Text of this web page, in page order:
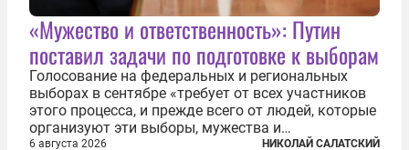
«Мужество и ответственность»: Путин
поставил задачи по подготовке к выборам
Голосование на федеральных и региональных
выборах в сентябре «требует от всех участников
этого процесса, и прежде всего от людей, которые
организуют эти выборы, мужества и
ответственного отношения к формированию
6 августа 2026 НИКОЛАЙ САЛАТСКИЙ